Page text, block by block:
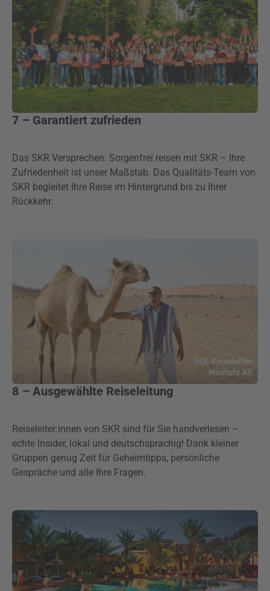
7 – Garantiert zufrieden
Das SKR Versprechen: Sorgenfrei reisen mit SKR – Ihre
Zufriedenheit ist unser Maßstab. Das Qualitäts-Team von
SKR begleitet Ihre Reise im Hintergrund bis zu Ihrer
Rückkehr.
8 – Ausgewählte Reiseleitung
Reiseleiter:innen von SKR sind für Sie handverlesen –
echte Insider, lokal und deutschsprachig! Dank kleiner
Gruppen genug Zeit für Geheimtipps, persönliche
Gespräche und alle Ihre Fragen.